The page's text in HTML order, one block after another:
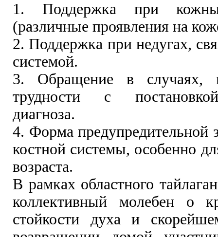
1. Поддержка при
(различные проявления на
2. Поддержка при недугах,
системой.
3. Обращение в случаях,
трудности с
диагноза.
4. Форма предупредительной
костной системы, особенно
возраста.
В рамках областного
коллективный молебен о
стойкости духа и